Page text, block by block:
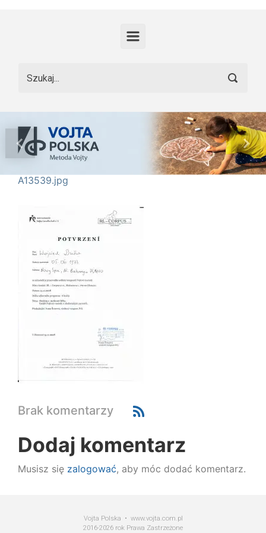
Previous Next
A13539.jpg
Brak komentarzy
Dodaj komentarz
Musisz się zalogować, aby móc dodać komentarz.
Vojta Polska • www.vojta.com.pl
2016-2026 rok Prawa Zastrzeżone